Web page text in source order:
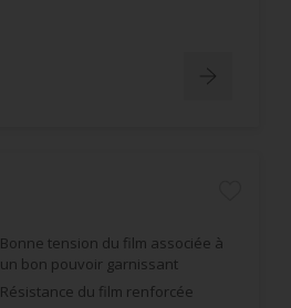
Bonne tension du film associée à
un bon pouvoir garnissant
Résistance du film renforcée